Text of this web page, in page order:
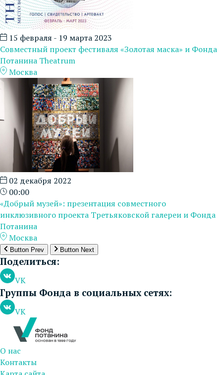
15 февраля - 19 марта 2023
Совместный проект фестиваля «Золотая маска» и Фонда
Потанина Theatrum
Москва
02 декабря 2022
00:00
«Добрый музей»: презентация совместного
инклюзивного проекта Третьяковской галереи и Фонда
Потанина
Москва
Button Prev Button Next
Поделиться:
VK
Группы Фонда в социальных сетях:
VK
О нас
Контакты